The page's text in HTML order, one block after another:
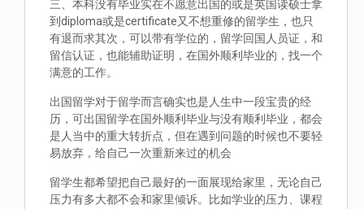
三、本科没有毕业实在不愿意出国的或是英国读硕士拿
到diploma或是certificate又不想重修的留学生，也只
有退而求其次，可以带有学位的，留学回国人员证，和
留信认证，也能辅助证明，在国外顺利毕业的，找一个
满意的工作。
出国留学对于留学而言确实也是人生中一段宝贵的经
历，可出国留学在国外顺利毕业与没有顺利毕业，都会
是人当中的重大转折点，但在遇到问题的时候也不要轻
易放弃，给自己一次重新来过的机会
留学生都希望把自己最好的一面展现给家里，无论自己
压力有多大都不会和家里倾诉。比如学业的压力、课程